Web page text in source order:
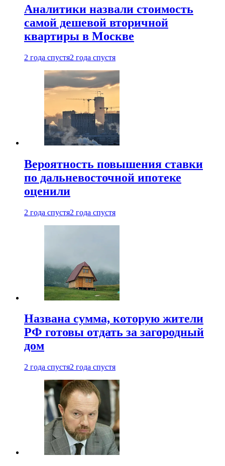
Аналитики назвали стоимость
самой дешевой вторичной
квартиры в Москве
2 года спустя2 года спустя
Вероятность повышения ставки
по дальневосточной ипотеке
оценили
2 года спустя2 года спустя
Названа сумма, которую жители
РФ готовы отдать за загородный
дом
2 года спустя2 года спустя